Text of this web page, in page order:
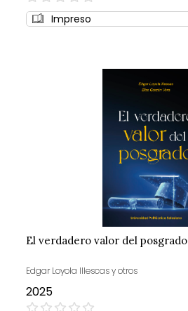
0%
Impreso
El verdadero valor del posgrado
Edgar Loyola Illescas y otros
2025